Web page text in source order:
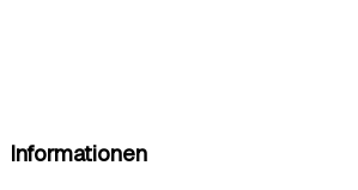
Informationen